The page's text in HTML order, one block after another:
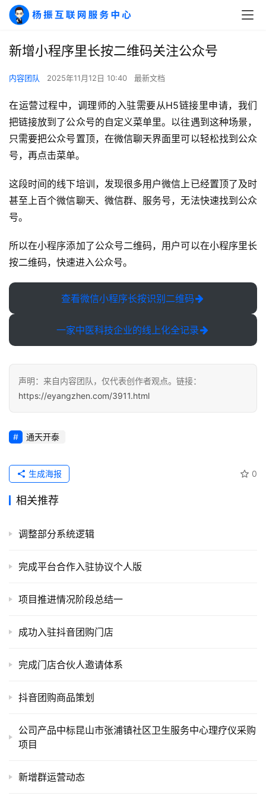
A
实
干
运
营
录
经
程
件
用
服
务
目
提
词
开
码
常
用
接
新增小程序里长按二维码关注公众号
内容团队 2025年11月12日 10:40 最新文档
在运营过程中，调理师的入驻需要从H5链接里申请，我们
把链接放到了公众号的自定义菜单里。以往遇到这种场景，
只需要把公众号置顶，在微信聊天界面里可以轻松找到公众
号，再点击菜单。
这段时间的线下培训，发现很多用户微信上已经置顶了及时
甚至上百个微信聊天、微信群、服务号，无法快速找到公众
号。
所以在小程序添加了公众号二维码，用户可以在小程序里长
按二维码，快速进入公众号。
查看微信小程序长按识别二维码
一家中医科技企业的线上化全记录
声明：来自内容团队，仅代表创作者观点。链接：
https://eyangzhen.com/3911.html
通天开泰
0
生成海报
相关推荐
调整部分系统逻辑
完成平台合作入驻协议个人版
项目推进情况阶段总结一
成功入驻抖音团购门店
完成门店合伙人邀请体系
抖音团购商品策划
公司产品中标昆山市张浦镇社区卫生服务中心理疗仪采购
项目
新增群运营动态